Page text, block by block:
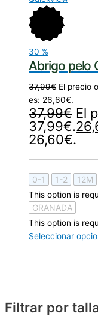
Filtrar por
30 %
Abrigo pelo
37,99€ El precio
es: 26,60€.
37,99€ El
37,99€.
26,60€.
0-1 1-2 12M
This option is
GRANADA
This option is
Seleccionar